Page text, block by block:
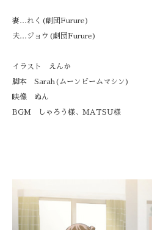
妻…れく(劇団Furure)
夫…ジョウ(劇団Furure)
イラスト えんか
脚本 Sarah(ムーンビームマシン)
映像 ぬん
BGM しゃろう様、MATSU様